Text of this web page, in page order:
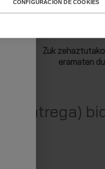
Zuk
eramaten
entrega)
CONFIGURACIÓN DE COOKIES